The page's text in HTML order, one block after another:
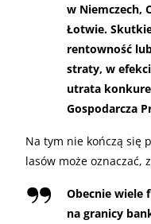
w Niemczech,
Łotwie.
rentowność
straty, w
utrata
Gospodarcza
Na tym nie kończą się
lasów może oznaczać,
Obecnie wiele
na granicy